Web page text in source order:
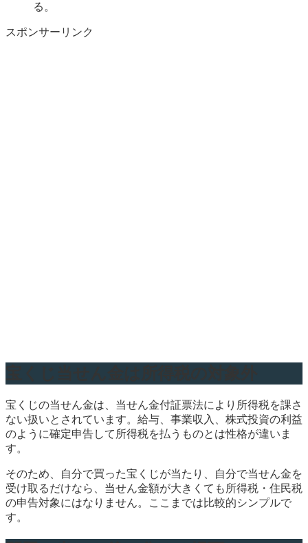
る。
スポンサーリンク
宝くじの当せん金は、当せん金付証票法により所得税を課さ
ない扱いとされています。給与、事業収入、株式投資の利益
のように確定申告して所得税を払うものとは性格が違いま
す。
そのため、自分で買った宝くじが当たり、自分で当せん金を
受け取るだけなら、当せん金額が大きくても所得税・住民税
の申告対象にはなりません。ここまでは比較的シンプルで
す。